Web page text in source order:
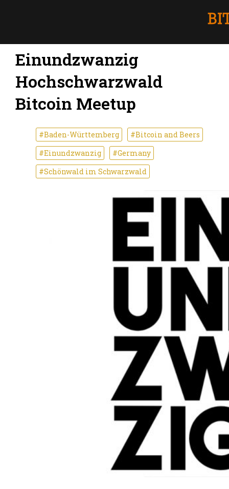
Einundzwanzig
Hochschwarzwald
Bitcoin Meetup
#Baden-Württemberg
#Bitcoin and Beers
#Einundzwanzig
#Germany
#Schönwald im Schwarzwald